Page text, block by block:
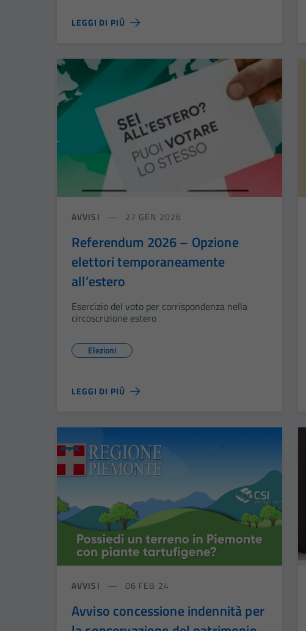
LEGGI DI PIÙ
AVVISI 27 GEN 2026
Referendum 2026 – Opzione
elettori temporaneamente
all’estero
Esercizio del voto per corrispondenza nella
circoscrizione estero
Elezioni
LEGGI DI PIÙ
AVVISI 06 FEB 24
Avviso concessione indennità per